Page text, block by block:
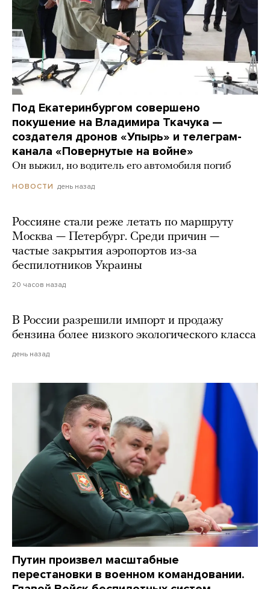
Под Екатеринбургом совершено
покушение на Владимира Ткачука —
создателя дронов «Упырь» и телеграм-
канала «Повернутые на войне»
Он выжил, но водитель его автомобиля погиб
НОВОСТИ день назад
Россияне стали реже летать по маршруту
Москва — Петербург. Среди причин —
частые закрытия аэропортов из-за
беспилотников Украины
20 часов назад
В России разрешили импорт и продажу
бензина более низкого экологического класса
день назад
Путин произвел масштабные
перестановки в военном командовании.